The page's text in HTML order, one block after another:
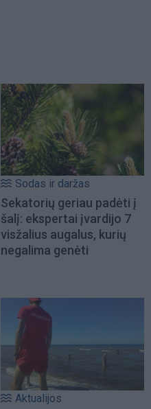
Sodas ir daržas
Sekatorių geriau padėti į
šalį: ekspertai įvardijo 7
visžalius augalus, kurių
negalima genėti
Aktualijos